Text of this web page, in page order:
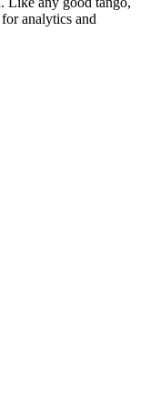
analytics and